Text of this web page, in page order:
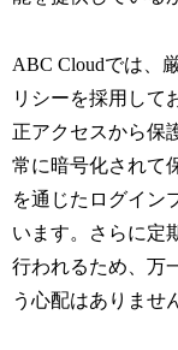
ABC Cloudでは、
リシーを採用して
正アクセスから保
常に暗号化されて
を通じたログイン
います。さらに定
行われるため、万
う心配はありませ